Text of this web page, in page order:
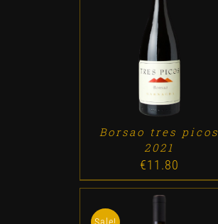
ADD TO CART
Borsao tres picos
2021
€11.80
Sale!